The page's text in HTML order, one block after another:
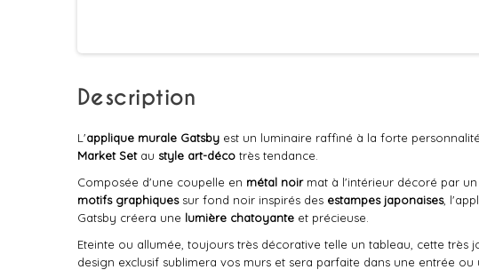
Description
L'applique murale Gatsby est un luminaire raffiné à la forte
Market Setau style art-déco très tendance.
Composée d'une coupelle en métal noirmat à l'intérieur décoré par un
motifs graphiquessur fond noir inspirés des estampes japonaises,
Gatsby créera une lumière chatoyante et précieuse.
Eteinte ou allumée, toujours très décorative telle un tableau, cette très
design exclusif sublimera vos murs et sera parfaite dans une entrée